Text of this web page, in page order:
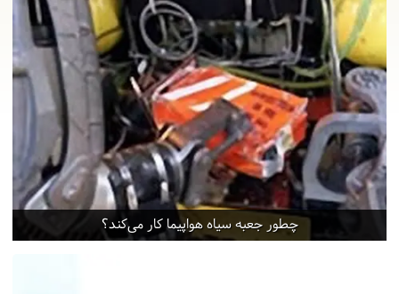
چطور جعبه سیاه هواپیما کار می‌کند؟